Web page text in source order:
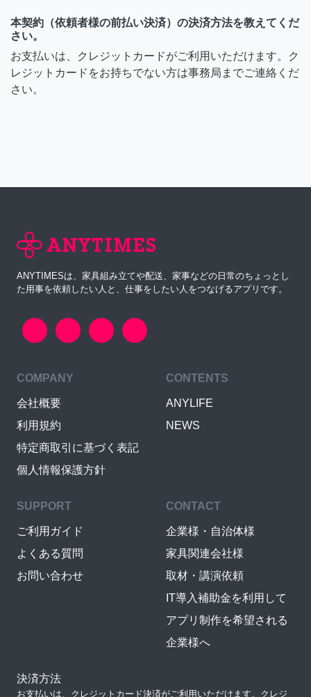
本契約（依頼者様の前払い決済）の決済方法を教えてくだ
さい。
お支払いは、クレジットカードがご利用いただけます。ク
レジットカードをお持ちでない方は事務局までご連絡くだ
さい。
ANYTIMESは、家具組み立てや配送、家事などの日常のちょっとし
た用事を依頼したい人と、仕事をしたい人をつなげるアプリです。
COMPANY
会社概要
利用規約
特定商取引に基づく表記
個人情報保護方針
CONTENTS
ANYLIFE
NEWS
SUPPORT
ご利用ガイド
よくある質問
お問い合わせ
CONTACT
企業様・自治体様
家具関連会社様
取材・講演依頼
IT導入補助金を利用して
アプリ制作を希望される
企業様へ
決済方法
お支払いは、クレジットカード決済がご利用いただけます。クレジ